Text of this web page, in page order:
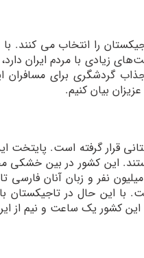
را انتخاب می کنند.
زیادی با مردم ایران
گردشگری برای مسافران
بیان کنیم.
قرار گرفته است. پایتخت
این کشور در بین
143 هزار کیلومتر است. جمعیت این کشور بیش از 10
با این حال در
این کشور یک ساعت و نیم از